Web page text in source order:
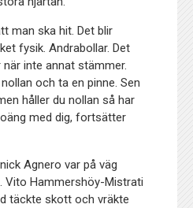
man ska hit. Det blir
fysik. Andrabollar. Det
inte annat stämmer.
och ta en pinne. Sen
håller du nollan så har
med dig, fortsätter
Agnero var på väg
Vito Hammershöy-Mistrati
täckte skott och vräkte